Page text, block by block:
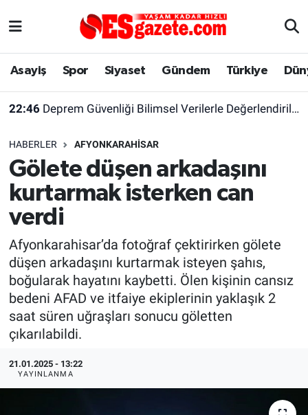
Asayiş Spor Siyaset Gündem Türkiye
22:46 Deprem Güvenliği Bilimsel Verilerle Değerlendirilmeli
HABERLER AFYONKARAHISAR
Gölete düşen arkadaşını
kurtarmak isterken can
verdi
Afyonkarahisar’da fotoğraf çektirirken gölete
düşen arkadaşını kurtarmak isteyen şahıs,
boğularak hayatını kaybetti. Ölen kişinin cansız
bedeni AFAD ve itfaiye ekiplerinin yaklaşık 2
saat süren uğraşları sonucu göletten
çıkarılabildi.
21.01.2025 - 13:22
YAYINLANMA
Asayiş
Gündem
Türkiye
Dünya
Sağlık
Alış-Veriş/İş dünyası
Yaşam
Eskişehirspor Arşivi
Eskişehir Arşivi
Röportaj
Ekonomi
Kültür Sanat
Politika
Bilecik
Eskişehir Nöbetçi Eczaneler
Süper Lig Puan Durumu ve Fikstür
Tüm Manşetler
Son Dakika Haberleri
Haber Arşivi